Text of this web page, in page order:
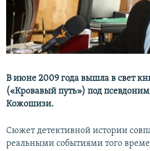
В июне 2009 года вышла в свет
(«Кровавый путь») под
Кожошизи.
Сюжет детективной истории
реальными событиями того